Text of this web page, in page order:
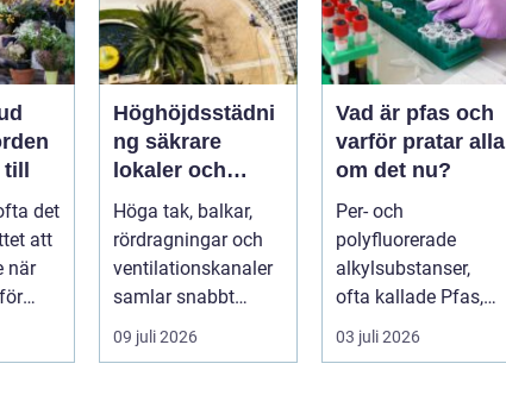
det
att
när
Höghöjdsstädni
ng säkrare
lokaler och
renare
arbetsmiljö
Höga tak, balkar,
rördragningar och
ventilationskanaler
samlar snabbt
damm, smuts och
09 juli 2026
Vad är pfas och
varför pratar alla
om det nu?
Per- och
polyfluorerade
alkylsubstanser,
ofta kallade Pfas,
har gått från att
03 juli 2026